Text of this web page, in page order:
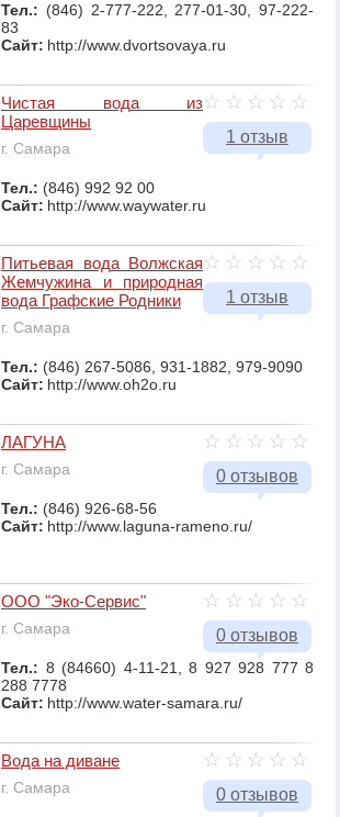
Тел.: (846) 2-777-222, 277-01-30, 97-222-
83
Сайт: http://www.dvortsovaya.ru
1 отзыв
Чистая вода из
Царевщины
г. Самара
Тел.: (846) 992 92 00
Сайт: http://www.waywater.ru
1 отзыв
Питьевая вода Волжская
Жемчужина и природная
вода Графские Родники
г. Самара
Тел.: (846) 267-5086, 931-1882, 979-9090
Сайт: http://www.oh2o.ru
0 отзывов
ЛАГУНА
г. Самара
Тел.: (846) 926-68-56
Сайт: http://www.laguna-rameno.ru/
0 отзывов
ООО "Эко-Сервис"
г. Самара
Тел.: 8 (84660) 4-11-21, 8 927 928 777 8
288 7778
Сайт: http://www.water-samara.ru/
0 отзывов
Вода на диване
г. Самара